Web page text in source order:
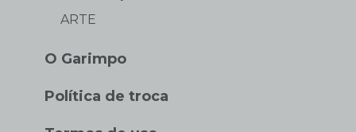
ARTE
O Garimpo
Política de troca